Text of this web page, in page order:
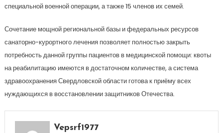
специальной военной операции, а также 15 членов их семей.
Сочетание мощной региональной базы и федеральных ресурсов
санаторно-курортного лечения позволяет полностью закрыть
потребность данной группы пациентов в медицинской помощи: квоты
на реабилитацию имеются в достаточном количестве, а система
здравоохранения Свердловской области готова к приёму всех
нуждающихся в восстановлении защитников Отечества.
Vepsrf1977